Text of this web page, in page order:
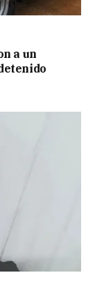
a un